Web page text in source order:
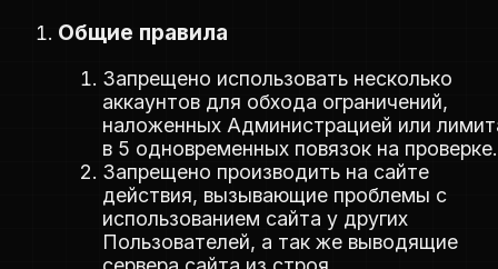
Общие правила
Запрещено использовать несколько
аккаунтов для обхода ограничений,
наложенных Администрацией или
в 5 одновременных повязок на проверке.
Запрещено производить на сайте
действия, вызывающие проблемы с
использованием сайта у других
Пользователей, а так же выводящие